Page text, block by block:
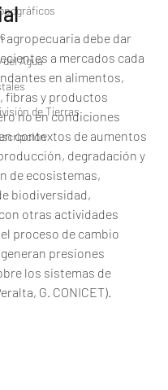
del Agua
de Tierras
agropecuaria debe dar
a mercados cada
en alimentos,
fibras y productos
no en condiciones
contextos de aumentos
degradación y
de ecosistemas,
biodiversidad,
otras actividades
proceso de cambio
presiones
los sistemas de
G. CONICET).